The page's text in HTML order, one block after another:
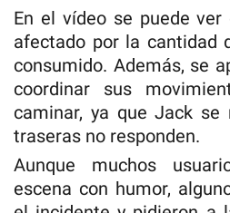
En el vídeo se puede
afectado por la cantidad
consumido. Además, se
coordinar sus
caminar, ya que Jack
traseras no responden.
Aunque muchos
escena con humor,